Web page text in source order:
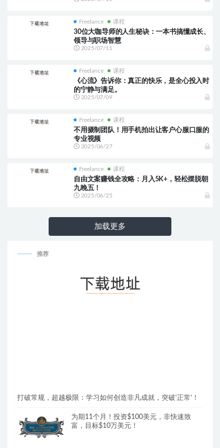
Freelance 课程
30位大咖导师的人生秘诀：一本书搞懂成长、
领导与职场智慧
2025/07/11
Freelance 课程
《心流》告诉你：真正的快乐，是全心投入时
的宁静与满足。
2025/07/09
Freelance 课程
不用摄制团队！用手机拍出让客户心服口服的
专业视频
2025/06/27
Freelance 课程
自由文案赚钱全攻略：月入5K+，轻松摆脱朝
九晚五！
2025/06/25
加载更多
推荐
打破常规，超越极限：学习如何创造非凡成就，突破‘正常’！
为期11个月！投资$100美元，非快速致
富，目标$10万美元！